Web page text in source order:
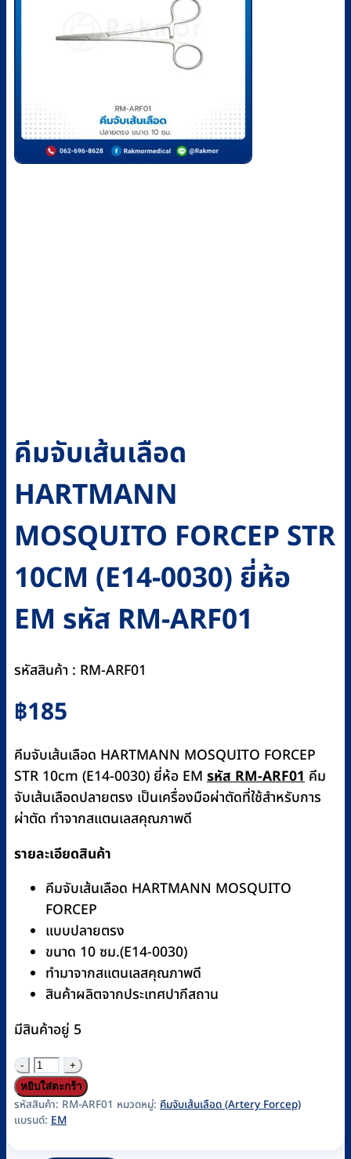
คีมจับเส้นเลือด
HARTMANN
MOSQUITO FORCEP STR
10CM (E14-0030) ยี่ห้อ
EM รหัส RM-ARF01
รหัสสินค้า : RM-ARF01
฿185
คีมจับเส้นเลือด HARTMANN MOSQUITO FORCEP
STR 10cm (E14-0030) ยี่ห้อ EM รหัส RM-ARF01 คีม
จับเส้นเลือดปลายตรง เป็นเครื่องมือผ่าตัดที่ใช้สำหรับการ
ผ่าตัด ทำจากสแตนเลสคุณภาพดี
รายละเอียดสินค้า
คีมจับเส้นเลือด HARTMANN MOSQUITO
FORCEP
แบบปลายตรง
ขนาด 10 ซม.(E14-0030)
ทำมาจากสแตนเลสคุณภาพดี
สินค้าผลิตจากประเทศปากีสถาน
มีสินค้าอยู่ 5
จำนวน
คีม
จับ
เส้นเลือด
หยิบใส่ตะกร้า
รหัสสินค้า: RM-ARF01 หมวดหมู่: คีมจับเส้นเลือด (Artery Forcep)
แบรนด์: EM